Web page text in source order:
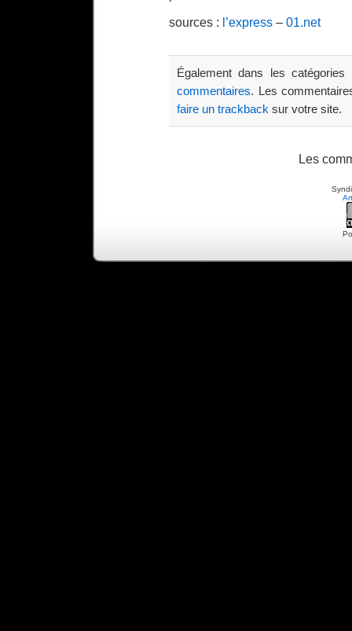
sources : l’express – 01.net
Également dans les catégories
commentaires. Les
faire un trackback sur votre site.
Les